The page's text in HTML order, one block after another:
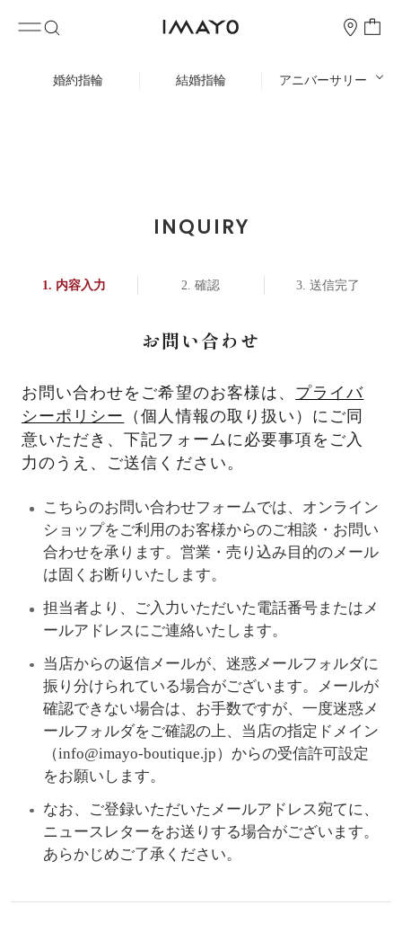
婚約指輪 結婚指輪 アニバーサリー
INQUIRY
内容入力 確認 送信完了
お問い合わせ
お問い合わせをご希望のお客様は、 プライバ
シーポリシー
（個人情報の取り扱い）にご同
意いただき、下記フォームに必要事項をご入
力のうえ、ご送信ください。
こちらのお問い合わせフォームでは、オンライン
ショップをご利用のお客様からのご相談・お問い
合わせを承ります。営業・売り込み目的のメール
は固くお断りいたします。
担当者より、ご入力いただいた電話番号またはメ
ールアドレスにご連絡いたします。
当店からの返信メールが、迷惑メールフォルダに
振り分けられている場合がございます。メールが
確認できない場合は、お手数ですが、一度迷惑メ
ールフォルダをご確認の上、当店の指定ドメイン
（info@imayo-boutique.jp）からの受信許可設定
をお願いします。
なお、ご登録いただいたメールアドレス宛てに、
ニュースレターをお送りする場合がございます。
あらかじめご了承ください。